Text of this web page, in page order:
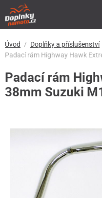
Úvod Doplňky a příslušenství
Padací rám Highway Hawk
Padací rám
38mm Suzuki